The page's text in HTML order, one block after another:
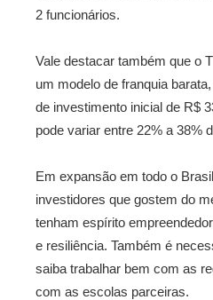
2 funcionários.
Vale destacar também que o
um modelo de franquia
de investimento inicial de R$
pode variar entre 22% a 38%
Em expansão em todo o
investidores que gostem do
tenham espírito
e resiliência. Também é
saiba trabalhar bem com as
com as escolas parceiras.